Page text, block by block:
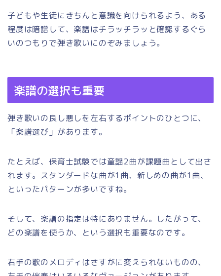
子どもや生徒にきちんと意識を向けられるよう、ある
程度は暗譜して、楽譜はチラッチラッと確認するぐら
いのつもりで弾き歌いにのぞみましょう。
楽譜の選択も重要
弾き歌いの良し悪しを左右するポイントのひとつに、
「楽譜選び」があります。
たとえば、保育士試験では童謡2曲が課題曲として出さ
れます。スタンダードな曲が1曲、新しめの曲が1曲、
といったパターンが多いですね。
そして、楽譜の指定は特にありません。したがって、
どの楽譜を使うか、という選択も重要なのです。
右手の歌のメロディはさすがに変えられないものの、